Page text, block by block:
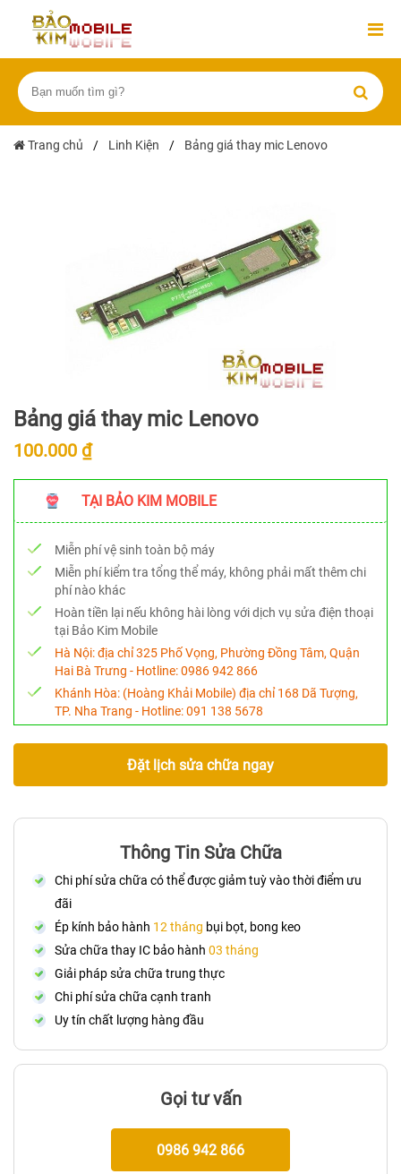
Trang chủ / Linh Kiện / Bảng giá thay mic Lenovo
Bảng giá thay mic Lenovo
100.000 ₫
TẠI BẢO KIM MOBILE
Miễn phí vệ sinh toàn bộ máy
Miễn phí kiểm tra tổng thể máy, không phải mất thêm chi
phí nào khác
Hoàn tiền lại nếu không hài lòng với dịch vụ sửa điện thoại
tại Bảo Kim Mobile
Hà Nội:địa chỉ 325 Phố Vọng, Phường Đồng Tâm, Quận
Hai Bà Trưng - Hotline:0986 942 866
Khánh Hòa: (Hoàng Khải Mobile) địa chỉ 168 Dã Tượng,
TP. Nha Trang - Hotline:091 138 5678
Đặt lịch sửa chữa ngay
Thông Tin Sửa Chữa
Chi phí sửa chữa có thể được giảm tuỳ vào thời điểm ưu
đãi
Ép kính bảo hành 12 tháng bụi bọt, bong keo
Sửa chữa thay IC bảo hành 03 tháng
Giải pháp sửa chữa trung thực
Chi phí sửa chữa cạnh tranh
Uy tín chất lượng hàng đầu
Gọi tư vấn
0986 942 866